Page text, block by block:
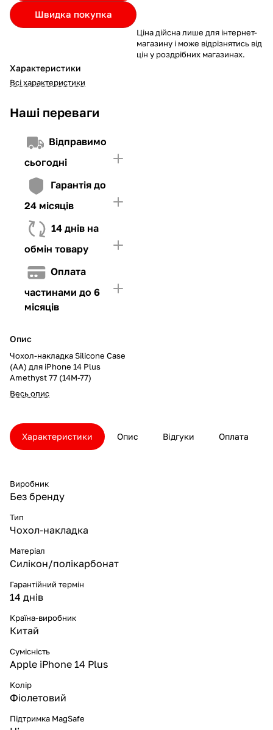
Швидка покупка
Характеристики
Всі характеристики
Наші переваги
Відправимо
сьогодні
Гарантія до
24 місяців
14 днів на
обмін товару
Оплата
частинами до 6
місяців
Опис
Чохол-накладка Silicone Case
(AA) для iPhone 14 Plus
Amethyst 77 (14M-77)
Весь опис
Якщо ліміт нижчий за вартість товару, невистачаючу суму
потрібно внести Першим внеском
4. Мати достатньо коштів для внесення першої частини платежу
та Першого внеску (у разі потреби)
Ціна дійсна лише для інтернет-
магазину і може відрізнятись від
цін у роздрібних магазинах.
Характеристики Опис Відгуки Оплата
Виробник
Без бренду
Тип
Чохол-накладка
Матеріал
Силікон/полікарбонат
Гарантійний термін
14 днів
Країна-виробник
Китай
Сумісність
Apple iPhone 14 Plus
Колір
Фіолетовий
Підтримка MagSafe